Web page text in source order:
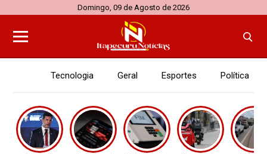
Domingo, 09 de Agosto de 2026
Tecnologia Geral Esportes Política